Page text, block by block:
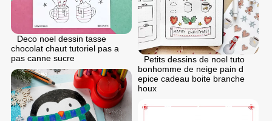
Deco noel dessin tasse
chocolat chaut tutoriel pas a
pas canne sucre
Petits dessins de noel tuto
bonhomme de neige pain d
epice cadeau boite branche
houx